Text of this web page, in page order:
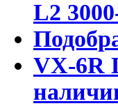
L2
VX-